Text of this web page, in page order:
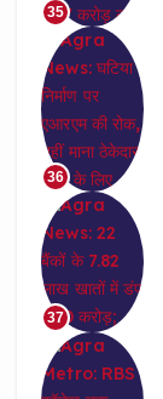
35
36
37